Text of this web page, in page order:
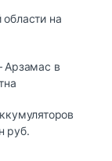
на
Арзамас в
руб.